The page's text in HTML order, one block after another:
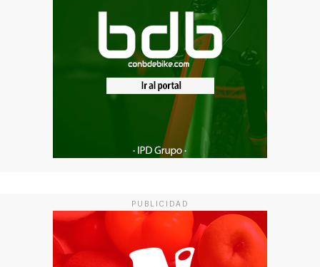
PUBLICIDAD